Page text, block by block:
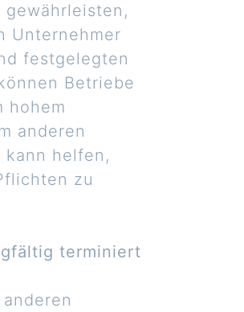
Unternehmer
festgelegten
Betriebe
hohem
anderen
helfen,
zu
terminiert